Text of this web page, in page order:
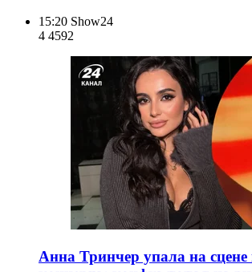
15:20 Show24
4 4592
Анна Тринчер упала на сцене